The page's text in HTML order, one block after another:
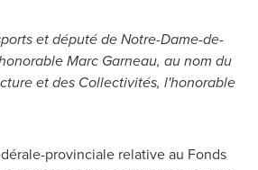
et député deNotre-Dame-de-
Marc Garneau, au nom du
et des Collectivités, l'honorable
provinciale relative au Fonds